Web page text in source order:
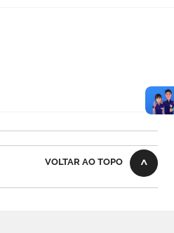
VOLTAR AO TOPO